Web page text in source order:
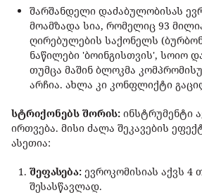
შარშანდელი დაძაბულობისას
მოამზადა სია, რომელიც 93
ღირებულების საქონელს
ნაწილები 'ბოინგისთვის', სოიო
თუმცა მაშინ ბლოკმა
არჩია. ახლა კი კონფლიქტი
სტრიქონებს შორის: ინსტრუმენტი
ირთვება. მისი ძალა შეკავების
ასეთია:
შეფასება: ევროკომისიას აქვს 4
შესასწავლად.